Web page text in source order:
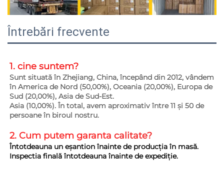
Întrebări frecvente
1. cine suntem?
Sunt situată în Zhejiang, China, începând din 2012, vândem
în America de Nord (50,00%), Oceania (20,00%), Europa de
Sud (20,00%), Asia de Sud-Est.
Asia (10,00%). În total, avem aproximativ între 11 și 50 de
persoane în biroul nostru.
2. Cum putem garanta calitate?
Întotdeauna un eșantion înainte de producția în masă.
Inspectia finală întotdeauna înainte de expediție.